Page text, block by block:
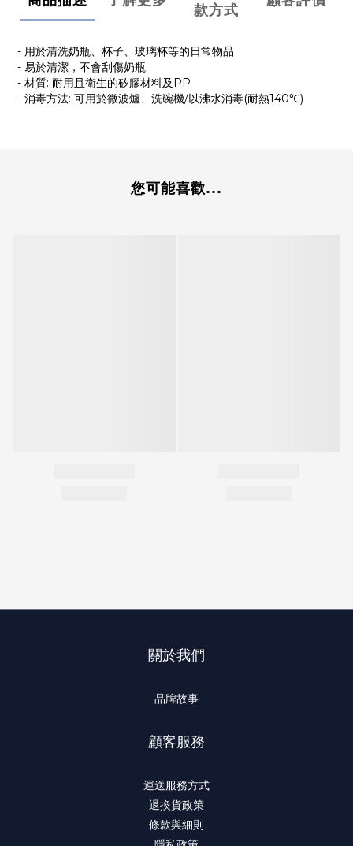
款方式
- 用於清洗奶瓶、杯子、玻璃杯等的日常物品
- 易於清潔，不會刮傷奶瓶
- 材質: 耐用且衛生的矽膠材料及PP
- 消毒方法: 可用於微波爐、洗碗機/以沸水消毒(耐熱140℃)
您可能喜歡...
關於我們
品牌故事
顧客服務
運送服務方式
退換貨政策
條款與細則